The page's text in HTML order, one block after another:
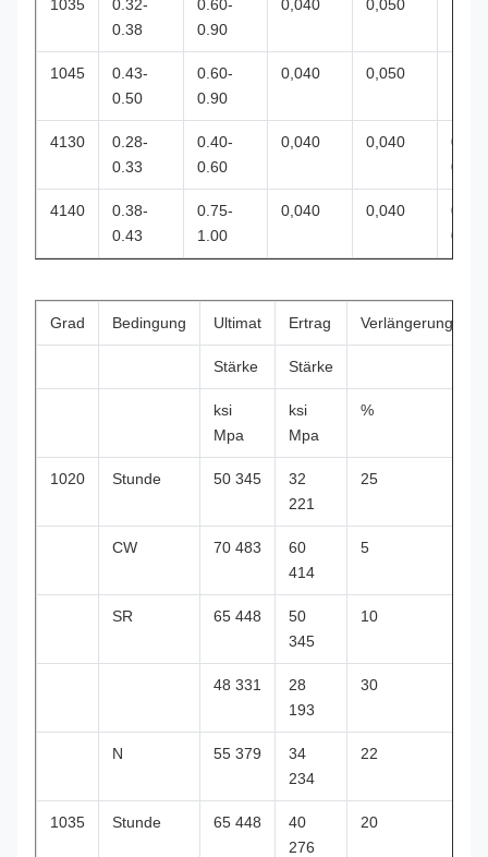
1035
0.32-
0.38
0.60-
0.90
0,040 0,050
1045
0.43-
0.50
0.60-
0.90
0,040 0,050
4130
0.28-
0.33
0.40-
0.60
0,040 0,040
0.15-
0.35
4140
0.38-
0.43
0.75-
1.00
0,040 0,040
0.15-
0.35
Grad Bedingung Ultimat Ertrag Verlängerung
Stärke Stärke
ksi
Mpa
ksi
Mpa
%
1020 Stunde 50 345
32
221
25
CW 70 483
60
414
5
SR 65 448
50
345
10
48 331
28
193
30
N 55 379
34
234
22
1035 Stunde 65 448
40
276
20